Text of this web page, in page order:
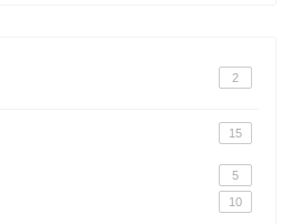
2
15
5
10